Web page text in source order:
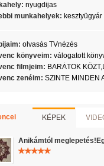
nyugdijas
munkahelyek: kesztyügyár
olvasás TVnézés
könyveim: válogatott
filmjeim: BARÁTOK
zenéim: SZINTE MINDEN
KÉPEK
Anikámtól